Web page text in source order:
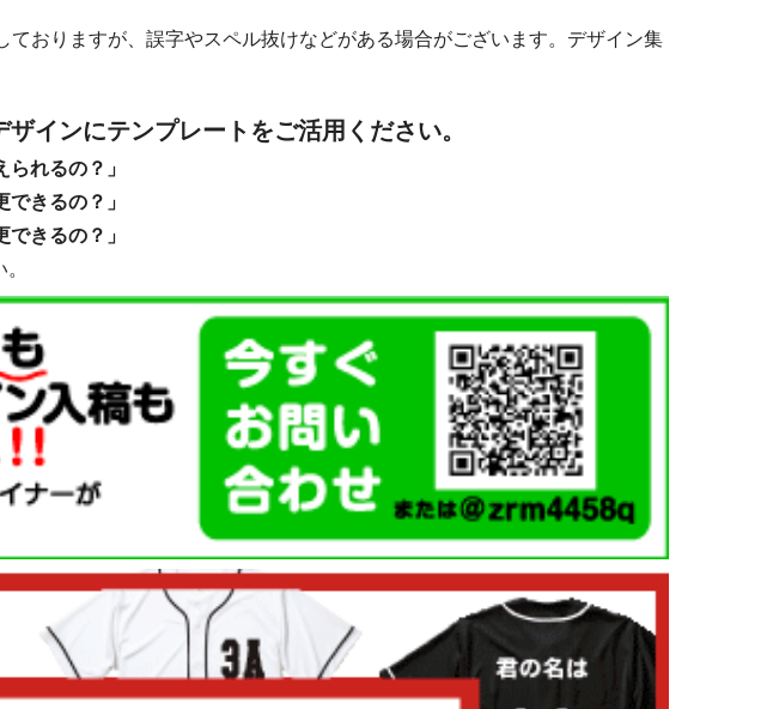
おりますが、誤字やスペル抜けなどがある場合がございます。デザイン集
インにテンプレートをご活用ください。
られるの？」
できるの？」
できるの？」